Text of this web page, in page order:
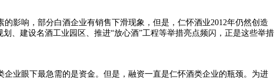
影响，部分白酒企业有销售下滑现象，但是，仁怀酒业2012年仍然创造
、建设名酒工业园区、推进“放心酒”工程等举措亮点频闪，正是这些举措
业眼下最急需的是资金。但是，融资一直是仁怀酒类企业的瓶颈。为进